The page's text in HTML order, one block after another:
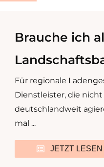
Brauche ich
Für regionale
Dienstleister, die
deutschlandweit
mal ...
JETZT LESEN